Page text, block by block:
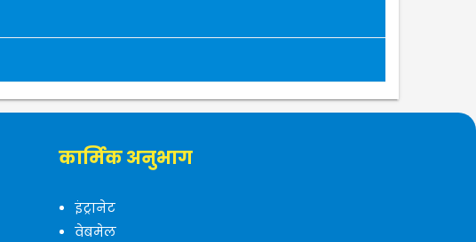
कार्मिक अनुभाग
इंट्रानेट
वेबमेल